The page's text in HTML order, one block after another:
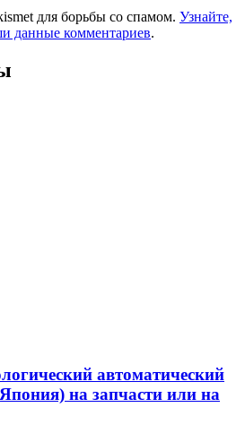
для борьбы со спамом. Узнайте,
данные комментариев.
автоматический
на запчасти или на